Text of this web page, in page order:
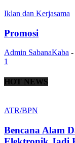
Iklan dan Kerjasama
Promosi
Admin SabanaKaba -
1
HOT NEWS
ATR/BPN
Bencana Alam